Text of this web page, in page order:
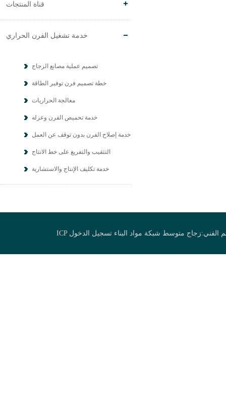
قناة المنتجات
خدمة تشغيل الفرن الحراري
تصميم عملية مصانع الزجاج
خطة تصميم فرن توفير الطاقة
معالجة الحراريات
خدمة تحميص الفرن وعزله
خدمة إصلاح الفرن بدون توقف عن العمل
التثقيب والتفريغ على خط الانتاج
خدمة تكليف الإنتاج والاستشارية
زجاج متوسط شبكة مواد البناء تسجيل الدخول